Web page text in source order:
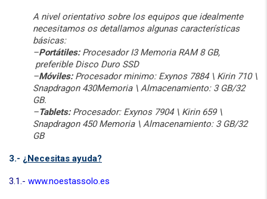
A nivel orientativo sobre los equipos que idealmente
necesitamos os detallamos algunas características
básicas:
–Portátiles:Procesador I3 Memoria RAM 8 GB,
preferible Disco Duro SSD
–Móviles:Procesador minimo: Exynos 7884 \ Kirin 710 \
Snapdragon 430Memoria \ Almacenamiento: 3 GB/32
GB.
–Tablets:Procesador: Exynos 7904 \ Kirin 659 \
Snapdragon 450 Memoria \ Almacenamiento: 3 GB/32
GB
3.- ¿Necesitas ayuda?
3.1.- www.noestassolo.es